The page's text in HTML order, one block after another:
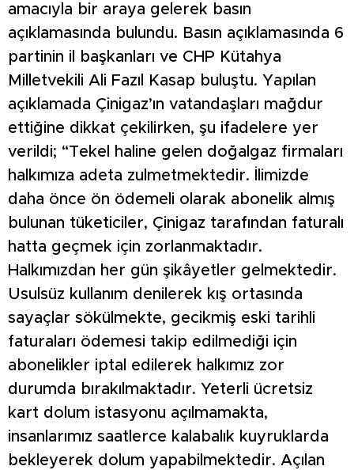
amacıyla bir araya gelerek basın
açıklamasında bulundu. Basın açıklamasında 6
partinin il başkanları ve CHP Kütahya
Milletvekili Ali Fazıl Kasap buluştu. Yapılan
açıklamada Çinigaz’ın vatandaşları mağdur
ettiğine dikkat çekilirken, şu ifadelere yer
verildi; “Tekel haline gelen doğalgaz firmaları
halkımıza adeta zulmetmektedir. İlimizde
daha önce ön ödemeli olarak abonelik almış
bulunan tüketiciler, Çinigaz tarafından faturalı
hatta geçmek için zorlanmaktadır.
Halkımızdan her gün şikâyetler gelmektedir.
Usulsüz kullanım denilerek kış ortasında
sayaçlar sökülmekte, gecikmiş eski tarihli
faturaları ödemesi takip edilmediği için
abonelikler iptal edilerek halkımız zor
durumda bırakılmaktadır. Yeterli ücretsiz
kart dolum istasyonu açılmamakta,
insanlarımız saatlerce kalabalık kuyruklarda
bekleyerek dolum yapabilmektedir. Açılan